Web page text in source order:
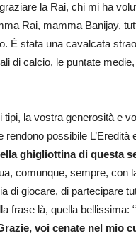
la Rai, chi mi ha
Rai, mamma Banijay,
È stata una cavalcata
di calcio, le puntate
tipi, la vostra generosità e
possibile L’Eredità
ghigliottina di questa
comunque, sempre, con
di giocare, di partecipare
frase là, quella bellissima:
voi cenate nel mio